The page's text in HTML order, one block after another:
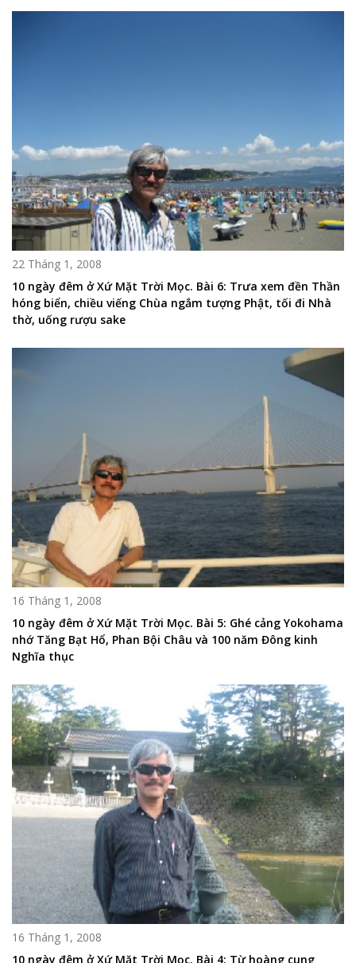
22 Tháng 1, 2008
10 ngày đêm ở Xứ Mặt Trời Mọc. Bài 6: Trưa xem đền Thần
hóng biển, chiều viếng Chùa ngắm tượng Phật, tối đi Nhà
thờ, uống rượu sake
16 Tháng 1, 2008
10 ngày đêm ở Xứ Mặt Trời Mọc. Bài 5: Ghé cảng Yokohama
nhớ Tăng Bạt Hổ, Phan Bội Châu và 100 năm Đông kinh
Nghĩa thục
16 Tháng 1, 2008
10 ngày đêm ở Xứ Mặt Trời Mọc. Bài 4: Từ hoàng cung